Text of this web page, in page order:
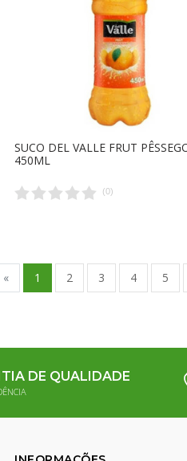
SUCO DEL VALLE FRUT
450ML
(0)
« 1 2 3 4 5
DE QUALIDADE